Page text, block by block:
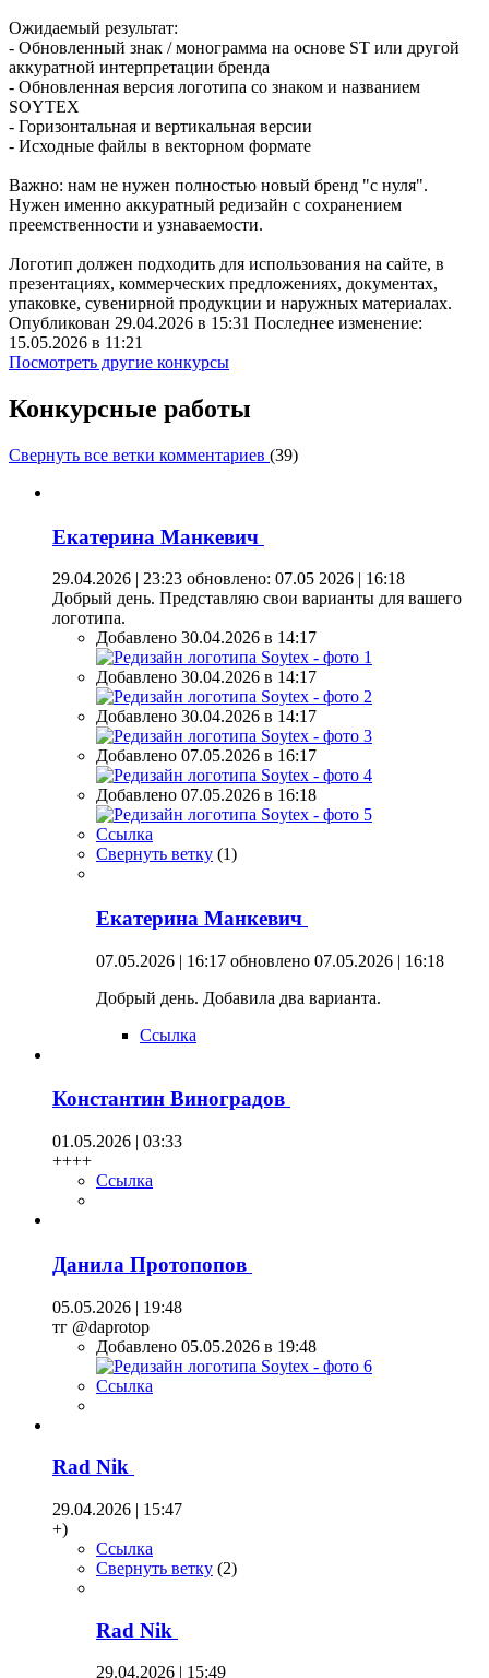
Ожидаемый результат:
- Обновленный знак / монограмма на основе ST или другой
аккуратной интерпретации бренда
- Обновленная версия логотипа со знаком и названием
SOYTEX
- Горизонтальная и вертикальная версии
- Исходные файлы в векторном формате
Важно: нам не нужен полностью новый бренд "с нуля".
Нужен именно аккуратный редизайн с сохранением
преемственности и узнаваемости.
Логотип должен подходить для использования на сайте, в
презентациях, коммерческих предложениях, документах,
упаковке, сувенирной продукции и наружных материалах.
Опубликован 29.04.2026 в 15:31 Последнее изменение:
15.05.2026 в 11:21
Посмотреть другие конкурсы
Конкурсные работы
Свернуть все ветки комментариев (39)
Екатерина Манкевич
29.04.2026 | 23:23 обновлено: 07.05 2026 | 16:18
Добрый день. Представляю свои варианты для вашего
логотипа.
Добавлено 30.04.2026 в 14:17
Добавлено 30.04.2026 в 14:17
Добавлено 30.04.2026 в 14:17
Добавлено 07.05.2026 в 16:17
Добавлено 07.05.2026 в 16:18
Ссылка
Свернуть ветку (1)
Екатерина Манкевич
07.05.2026 | 16:17 обновлено 07.05.2026 | 16:18
Добрый день. Добавила два варианта.
Ссылка
Константин Виноградов
01.05.2026 | 03:33
++++
Ссылка
Данила Протопопов
05.05.2026 | 19:48
тг @daprotop
Добавлено 05.05.2026 в 19:48
Ссылка
Rad Nik
29.04.2026 | 15:47
+)
Ссылка
Свернуть ветку (2)
Rad Nik
29.04.2026 | 15:49